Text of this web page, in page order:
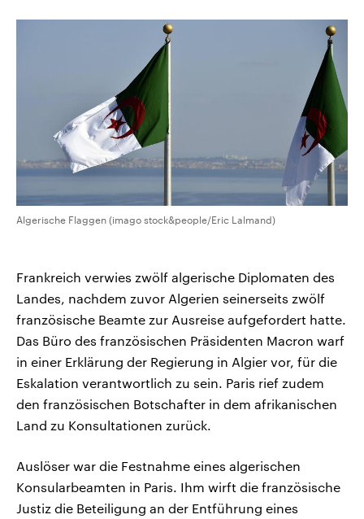
Umfragen, Prognosen,
Wahlprogramme, aktuelle Berichte
und Hintergründe zu den Parteien
und Kandidaten der anstehenden
Programm
Algerische Flaggen (imago stock&people/Eric Lalmand)
Frankreich verwies zwölf algerische Diplomaten des
Landes, nachdem zuvor Algerien seinerseits zwölf
französische Beamte zur Ausreise aufgefordert hatte.
Das Büro des französischen Präsidenten Macron warf
in einer Erklärung der Regierung in Algier vor, für die
Eskalation verantwortlich zu sein. Paris rief zudem
den französischen Botschafter in dem afrikanischen
Land zu Konsultationen zurück.
Auslöser war die Festnahme eines algerischen
Konsularbeamten in Paris. Ihm wirft die französische
Justiz die Beteiligung an der Entführung eines